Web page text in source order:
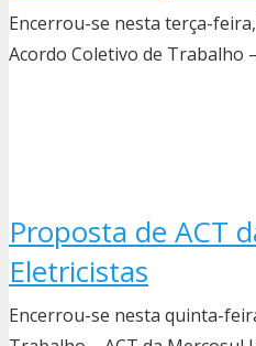
Encerrou-se nesta terça-
Acordo Coletivo de Trabalho
Proposta de ACT
Eletricistas
Encerrou-se nesta quinta-